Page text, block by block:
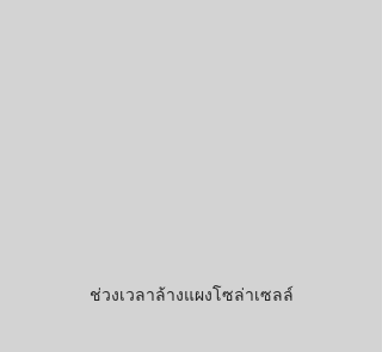
ช่วงเวลาล้างแผงโซล่าเซลล์